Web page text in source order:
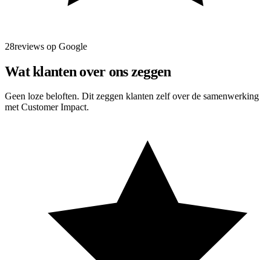
28reviews op Google
Wat klanten over ons zeggen
Geen loze beloften. Dit zeggen klanten zelf over de samenwerking
met Customer Impact.